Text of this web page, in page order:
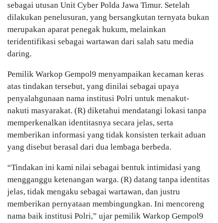
sebagai utusan Unit Cyber Polda Jawa Timur. Setelah
dilakukan penelusuran, yang bersangkutan ternyata bukan
merupakan aparat penegak hukum, melainkan
teridentifikasi sebagai wartawan dari salah satu media
daring.
Pemilik Warkop Gempol9 menyampaikan kecaman keras
atas tindakan tersebut, yang dinilai sebagai upaya
penyalahgunaan nama institusi Polri untuk menakut-
nakuti masyarakat. (R) diketahui mendatangi lokasi tanpa
memperkenalkan identitasnya secara jelas, serta
memberikan informasi yang tidak konsisten terkait aduan
yang disebut berasal dari dua lembaga berbeda.
“Tindakan ini kami nilai sebagai bentuk intimidasi yang
mengganggu ketenangan warga. (R) datang tanpa identitas
jelas, tidak mengaku sebagai wartawan, dan justru
memberikan pernyataan membingungkan. Ini mencoreng
nama baik institusi Polri,” ujar pemilik Warkop Gempol9